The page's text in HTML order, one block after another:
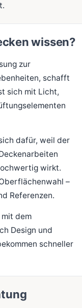
wissen?
zur
schafft
sich mit Licht,
dafür, weil der
wirkt.
–
Referenzen.
dem
Design und
schneller